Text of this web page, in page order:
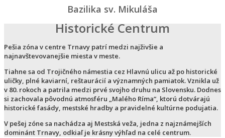
Bazilika sv. Mikuláša
Historické Centrum
Pešia zóna v centre Trnavy patrí medzi najživšie a
najnavštevovanejšie miesta v meste.
Tiahne sa od Trojičného námestia cez Hlavnú ulicu až po historické
uličky, plné kaviarní, reštaurácií a významných pamiatok. Vznikla už
v 80. rokoch a patrila medzi prvé svojho druhu na Slovensku. Dodnes
si zachovala pôvodnú atmosféru „Malého Ríma“, ktorú dotvárajú
historické fasády, mestské hradby a pravidelné kultúrne podujatia.
V pešej zóne sa nachádza aj Mestská veža, jedna z najznámejších
dominánt Trnavy, odkiaľ je krásny výhľad na celé centrum.